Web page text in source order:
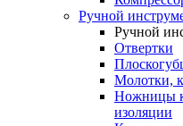
Ручной
Ручной
Отвертки
Молотки,
Ножницы
изоляции